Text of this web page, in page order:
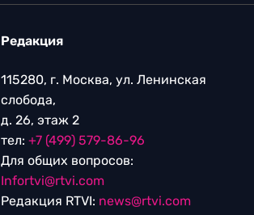
Редакция
115280, г. Москва, ул. Ленинская
слобода,
д. 26, этаж 2
тел: +7 (499) 579-86-96
Для общих вопросов:
Infortvi@rtvi.com
Редакция RTVI: news@rtvi.com